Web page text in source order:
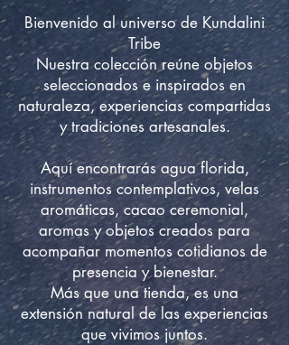
Bienvenido al universo de Kundalini
Tribe
Nuestra colección reúne objetos
seleccionados e inspirados en
naturaleza, experiencias compartidas
y tradiciones artesanales.
Aquí encontrarás agua florida,
instrumentos contemplativos, velas
aromáticas, cacao ceremonial,
aromas y objetos creados para
acompañar momentos cotidianos de
presencia y bienestar.
Más que una tienda, es una
extensión natural de las experiencias
que vivimos juntos.